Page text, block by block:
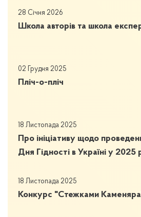
28 Січня 2026
Школа авторів та школа
02 Грудня 2025
Пліч-о-пліч
18 Листопада 2025
Про ініціативу щодо проведення
Дня Гідності в Україні у 2025
18 Листопада 2025
Конкурс "Стежками